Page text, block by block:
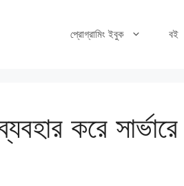
প্রোগ্রামিং ইবুক বই
করে